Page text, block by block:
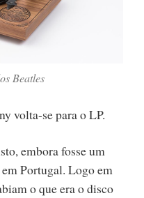
Beatles
volta-se para o LP.
embora fosse um
Portugal. Logo em
o que era o disco